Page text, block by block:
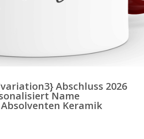
Abschluss 2026
Name
Keramik